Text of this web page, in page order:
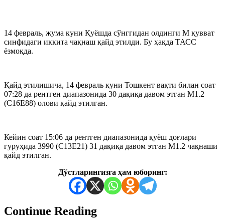
14 февраль, жума куни Қуёшда сўнггидан олдинги М қувват
синфидаги иккита чақнаш қайд этилди. Бу ҳақда ТАСС
ёзмоқда.
Қайд этилишича, 14 февраль куни Тошкент вақти билан соат
07:28 да рентген диапазонида 30 дақиқа давом этган М1.2
(С16Е88) олови қайд этилган.
Кейин соат 15:06 да рентген диапазонида қуёш доғлари
гуруҳида 3990 (С13Е21) 31 дақиқа давом этган М1.2 чақнаши
қайд этилган.
Дўстларингизга ҳам юборинг:
Continue Reading